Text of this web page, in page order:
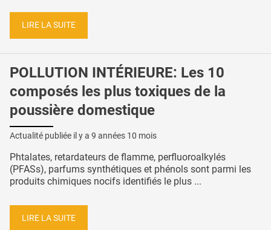
LIRE LA SUITE
POLLUTION INTÉRIEURE: Les 10
composés les plus toxiques de la
poussière domestique
Actualité publiée il y a 9 années 10 mois
Phtalates, retardateurs de flamme, perfluoroalkylés
(PFASs), parfums synthétiques et phénols sont parmi les
produits chimiques nocifs identifiés le plus ...
LIRE LA SUITE